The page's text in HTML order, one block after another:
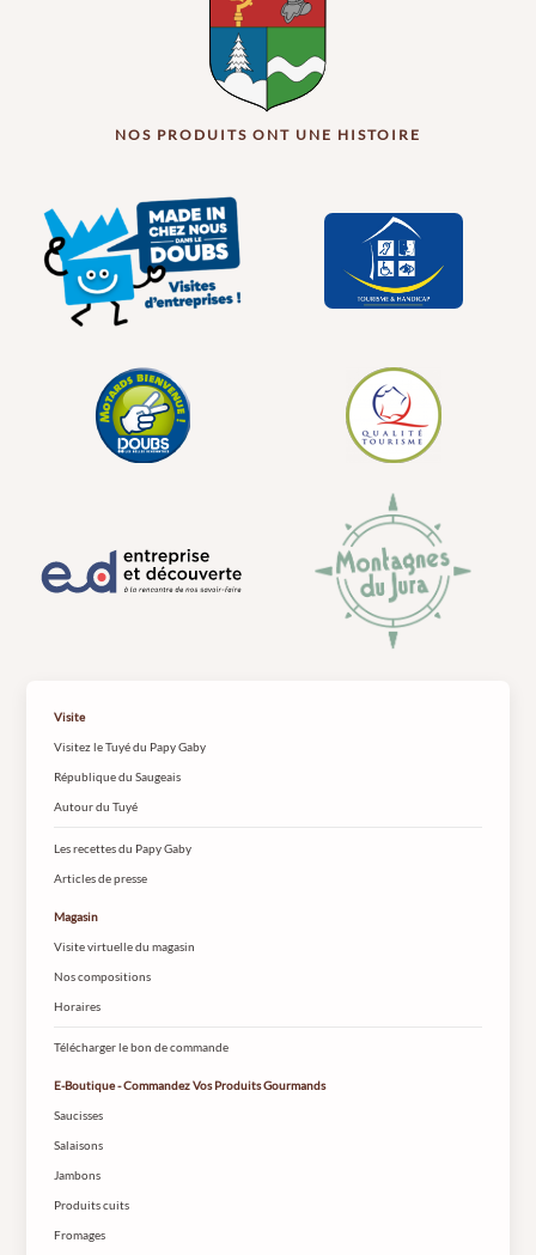
NOS PRODUITS ONT UNE HISTOIRE
Visite
Visitez le Tuyé du Papy Gaby
République du Saugeais
Autour du Tuyé
Les recettes du Papy Gaby
Articles de presse
Magasin
Visite virtuelle du magasin
Nos compositions
Horaires
Télécharger le bon de commande
E-Boutique - Commandez Vos Produits Gourmands
Saucisses
Salaisons
Jambons
Produits cuits
Fromages